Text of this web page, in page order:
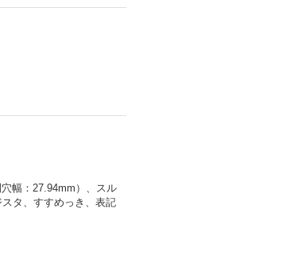
幅：27.94mm）、スル
タ、すすめっき、表記